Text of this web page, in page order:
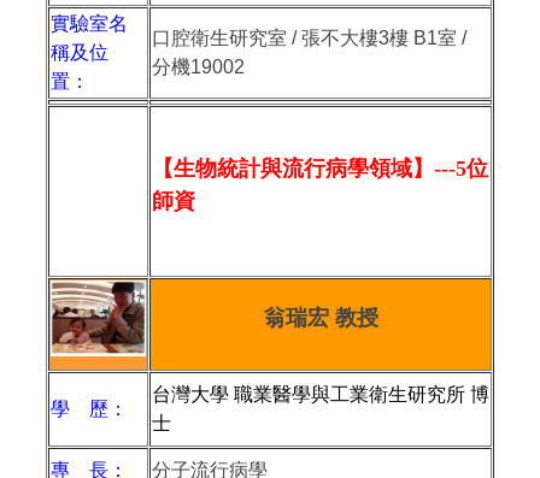
實驗室名
稱及位
置：
口腔衛生研究室 / 張不大樓3樓 B1室 /
分機19002
【生物統計與流行病學領域】---5位
師資
翁瑞宏 教授
學 歷：
台灣大學 職業醫學與工業衛生研究所 博
士
專 長： 分子流行病學